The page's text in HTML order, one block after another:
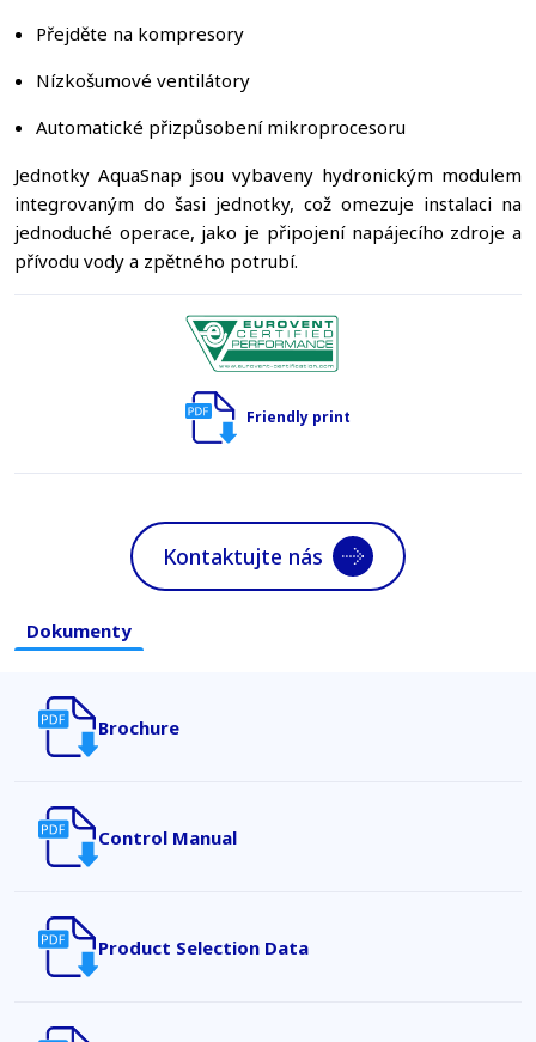
Přejděte na kompresory
Nízkošumové ventilátory
Automatické přizpůsobení mikroprocesoru
Jednotky AquaSnap jsou vybaveny hydronickým modulem
integrovaným do šasi jednotky, což omezuje instalaci na
jednoduché operace, jako je připojení napájecího zdroje a
přívodu vody a zpětného potrubí.
Friendly print
Kontaktujte nás
Dokumenty
Brochure
Control Manual
Product Selection Data